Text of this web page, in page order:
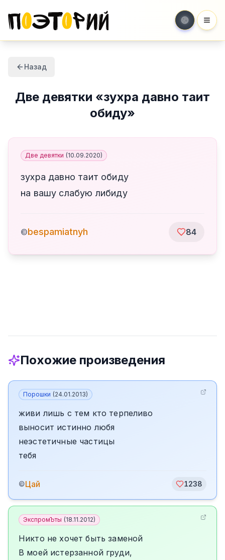
Назад
Две девятки «зухра давно таит
обиду»
Две девятки (10.09.2020)
зухра давно таит обиду
на вашу слабую либиду
©bespamiatnyh 84
Похожие произведения
Порошки (24.01.2013)
живи лишь с тем кто терпеливо
выносит истинно любя
неэстетичные частицы
тебя
©Цай 1238
ЭкспромЪты (18.11.2012)
Никто не хочет быть заменой
В моей истерзанной груди,